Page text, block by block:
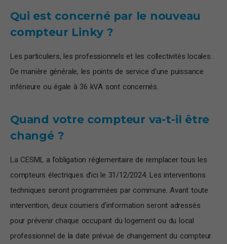
Qui est concerné par le nouveau
compteur Linky ?
Les particuliers, les professionnels et les collectivités locales.
De manière générale, les points de service d’une puissance
inférieure ou égale à 36 kVA sont concernés.
Quand votre compteur va-t-il être
changé ?
La CESML a l’obligation réglementaire de remplacer tous les
compteurs électriques d’ici le 31/12/2024. Les interventions
techniques seront programmées par commune. Avant toute
intervention, deux courriers d’information seront adressés
pour prévenir chaque occupant du logement ou du local
professionnel de la date prévue de changement du compteur.